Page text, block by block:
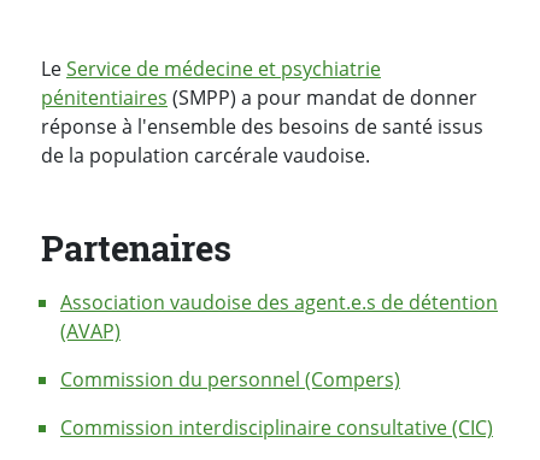
LeService de médecine et psychiatrie
pénitentiaires (SMPP) a pour mandat de donner
réponse à l'ensemble des besoins de santé issus
de la population carcérale vaudoise.
Partenaires
Association vaudoise des agent.e.s de détention
(AVAP)
Commission du personnel (Compers)
Commission interdisciplinaire consultative (CIC)